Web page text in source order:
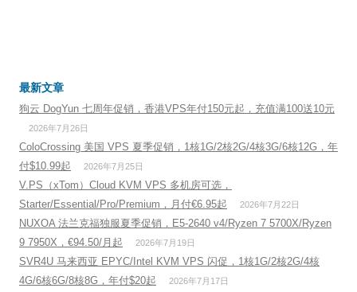
最新文章
狗云 DogYun 七周年促销，香港VPS年付150元起，充值满100送10元
2026年7月26日
ColoCrossing 美国 VPS 夏季促销，1核1G/2核2G/4核3G/6核12G，年
付$10.99起
2026年7月25日
V.PS（xTom）Cloud KVM VPS 多机房可选，
Starter/Essential/Pro/Premium，月付€6.95起
2026年7月22日
NUXOA 法兰克福独服夏季促销，E5-2640 v4/Ryzen 7 5700X/Ryzen
9 7950X，€94.50/月起
2026年7月19日
SVR4U 马来西亚 EPYC/Intel KVM VPS 闪促，1核1G/2核2G/4核
4G/6核6G/8核8G，年付$20起
2026年7月17日